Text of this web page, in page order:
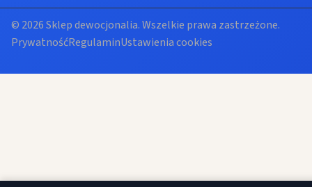
© 2026 Sklep dewocjonalia. Wszelkie prawa zastrzeżone.
PrywatnośćRegulaminUstawienia cookies